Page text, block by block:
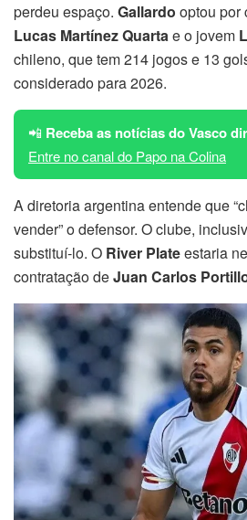
perdeu espaço. Gallardo optou por
Lucas Martínez Quartae o jovem
chileno, que tem 214 jogos e 13
considerado para 2026.
📲 Receba as notícias do Vasco
Entre no canal do Papo na Colina
A diretoria argentina entende que
vender” o defensor. O clube,
substituí-lo. O River Plateestaria
contratação deJuan Carlos